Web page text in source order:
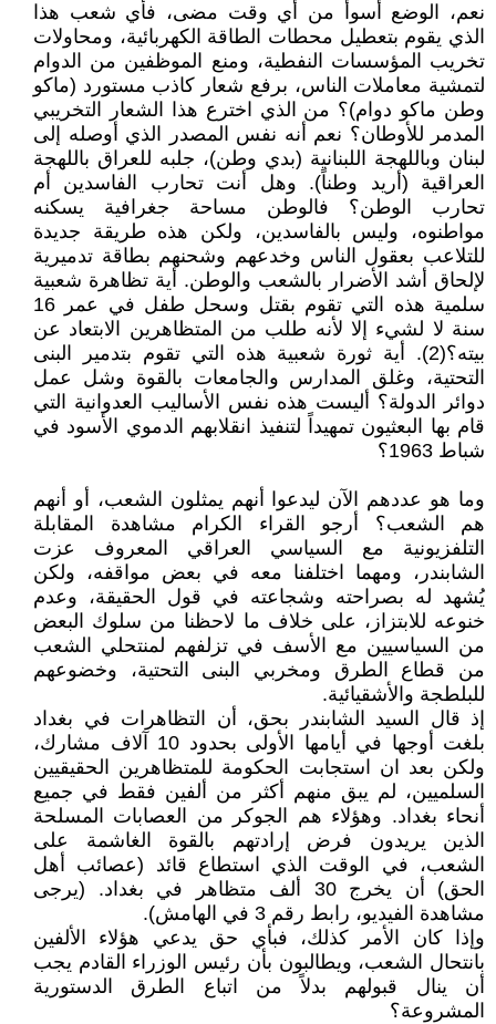
نعم، الوضع أسوأ من أي وقت مضى، فأي شعب هذا
الذي يقوم بتعطيل محطات الطاقة الكهربائية، ومحاولات
تخريب المؤسسات النفطية، ومنع الموظفين من الدوام
لتمشية معاملات الناس، برفع شعار كاذب مستورد (ماكو
وطن ماكو دوام)؟ من الذي اخترع هذا الشعار التخريبي
المدمر للأوطان؟ نعم أنه نفس المصدر الذي أوصله إلى
لبنان وباللهجة اللبنانية (بدي وطن)، جلبه للعراق باللهجة
العراقية (أريد وطناً). وهل أنت تحارب الفاسدين أم
تحارب الوطن؟ فالوطن مساحة جغرافية يسكنه
مواطنوه، وليس بالفاسدين، ولكن هذه طريقة جديدة
للتلاعب بعقول الناس وخدعهم وشحنهم بطاقة تدميرية
لإلحاق أشد الأضرار بالشعب والوطن. أية تظاهرة شعبية
سلمية هذه التي تقوم بقتل وسحل طفل في عمر 16
سنة لا لشيء إلا لأنه طلب من المتظاهرين الابتعاد عن
بيته؟(2). أية ثورة شعبية هذه التي تقوم بتدمير البنى
التحتية، وغلق المدارس والجامعات بالقوة وشل عمل
دوائر الدولة؟ أليست هذه نفس الأساليب العدوانية التي
قام بها البعثيون تمهيداً لتنفيذ انقلابهم الدموي الأسود في
شباط 1963؟
وما هو عددهم الآن ليدعوا أنهم يمثلون الشعب، أو أنهم
هم الشعب؟ أرجو القراء الكرام مشاهدة المقابلة
التلفزيونية مع السياسي العراقي المعروف عزت
الشابندر، ومهما اختلفنا معه في بعض مواقفه، ولكن
يُشهد له بصراحته وشجاعته في قول الحقيقة، وعدم
خنوعه للابتزاز، على خلاف ما لاحظنا من سلوك البعض
من السياسيين مع الأسف في تزلفهم لمنتحلي الشعب
من قطاع الطرق ومخربي البنى التحتية، وخضوعهم
للبلطجة والأشقيائية.
إذ قال السيد الشابندر بحق، أن التظاهرات في بغداد
بلغت أوجها في أيامها الأولى بحدود 10 آلاف مشارك،
ولكن بعد ان استجابت الحكومة للمتظاهرين الحقيقيين
السلميين، لم يبق منهم أكثر من ألفين فقط في جميع
أنحاء بغداد. وهؤلاء هم الجوكر من العصابات المسلحة
الذين يريدون فرض إرادتهم بالقوة الغاشمة على
الشعب، في الوقت الذي استطاع قائد (عصائب أهل
الحق) أن يخرج 30 ألف متظاهر في بغداد. (يرجى
مشاهدة الفيديو، رابط رقم 3 في الهامش).
وإذا كان الأمر كذلك، فبأي حق يدعي هؤلاء الألفين
بانتحال الشعب، ويطالبون بأن رئيس الوزراء القادم يجب
أن ينال قبولهم بدلاً من اتباع الطرق الدستورية
المشروعة؟